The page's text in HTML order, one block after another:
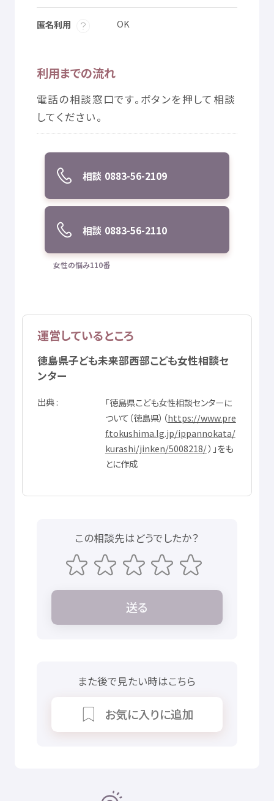
匿名利用 OK
利用までの流れ
電話の相談窓口です。ボタンを押 して 相談
してください。
相談 0883-56-2109
相談 0883-56-2110
女性の悩み110番
運営しているところ
徳島県子ども未来部西部こども女性相談セ
ンター
出典 「徳島県こども女性相談センターに
ついて（徳島県）（https://www.pre
f.tokushima.lg.jp/ippannokata/
kurashi/jinken/5008218/）」をも
とに作成
この相談先はどうでしたか？
送る
また後で 見たい時はこちら
お気に入りに追加